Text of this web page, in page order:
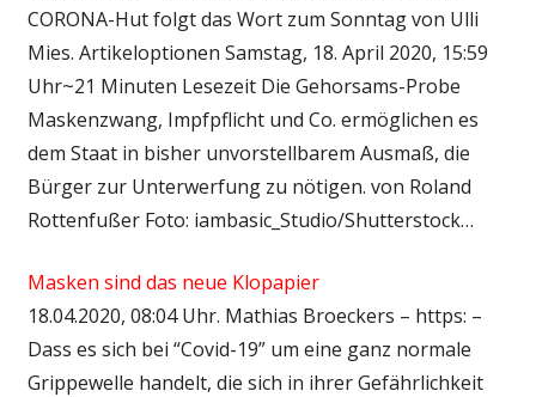
CORONA-Hut folgt das Wort zum Sonntag von Ulli
Mies. Artikeloptionen Samstag, 18. April 2020, 15:59
Uhr~21 Minuten Lesezeit Die Gehorsams-Probe
Maskenzwang, Impfpflicht und Co. ermöglichen es
dem Staat in bisher unvorstellbarem Ausmaß, die
Bürger zur Unterwerfung zu nötigen. von Roland
Rottenfußer Foto: iambasic_Studio/Shutterstock…
Masken sind das neue Klopapier
18.04.2020, 08:04 Uhr. Mathias Broeckers – https: –
Dass es sich bei “Covid-19” um eine ganz normale
Grippewelle handelt, die sich in ihrer Gefährlichkeit